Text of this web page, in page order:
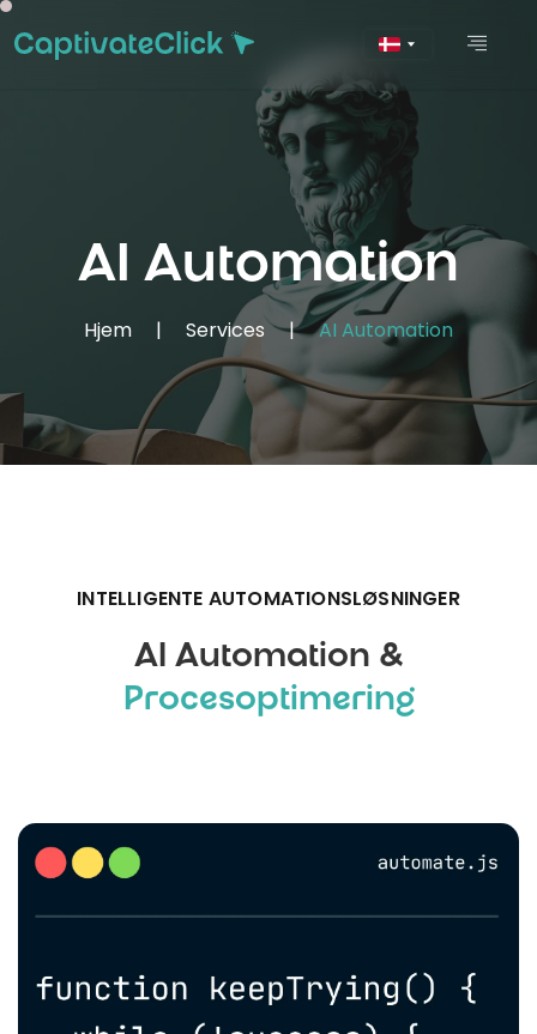
AI Automation
Hjem | Services | AI Automation
INTELLIGENTE AUTOMATIONSLØSNINGER
AI Automation &
Procesoptimering